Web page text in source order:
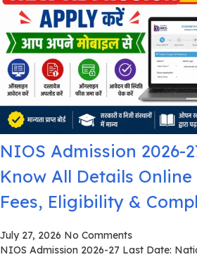
NIOS Admission 2026-
Know All Details
Fees, Eligibility &
July 27, 2026 No Comments
NIOS Admission 2026-27 Last Date: